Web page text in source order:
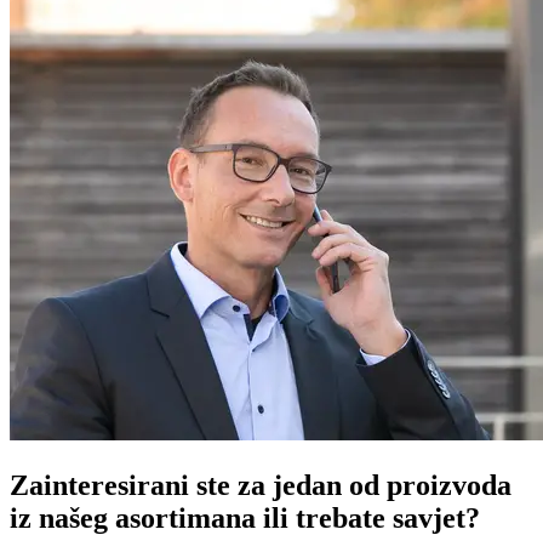
Zainteresirani ste za jedan od proizvoda
iz našeg asortimana ili trebate savjet?